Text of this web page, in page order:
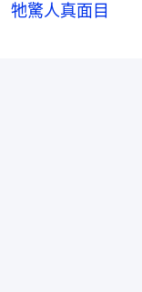
牠驚人真面目